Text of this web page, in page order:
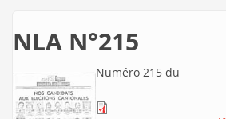
NLA N°215
Numéro 215 du